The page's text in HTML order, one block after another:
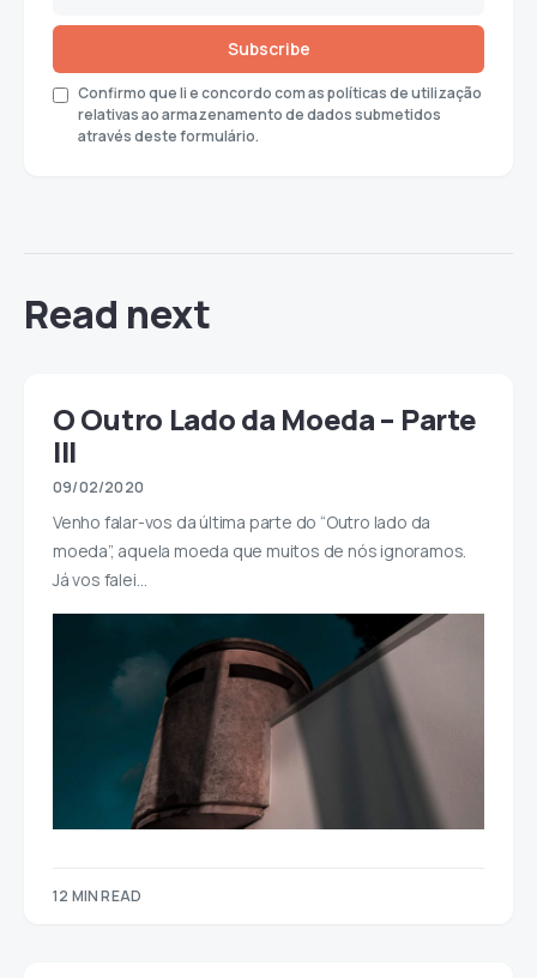
Subscribe
Confirmo que li e concordo com as políticas de utilização
relativas ao armazenamento de dados submetidos
através deste formulário.
Read next
O Outro Lado da Moeda – Parte
III
09/02/2020
Venho falar-vos da última parte do “Outro lado da
moeda”, aquela moeda que muitos de nós ignoramos.
Já vos falei…
12 MIN READ